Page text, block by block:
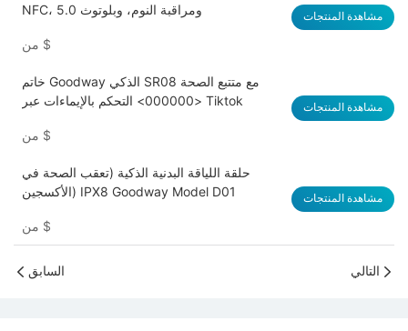
NFC، ومراقبة النوم، وبلوتوث 5.0
$
مشاهدة المنتجات
خاتم Goodway الذكي SR08 مع متتبع الصحة
<000000> التحكم بالإيماءات عبر Tiktok
$
مشاهدة المنتجات
حلقة اللياقة البدنية الذكية (تعقب الصحة في
الأكسجين) IPX8 Goodway Model D01
$
مشاهدة المنتجات
السابق التالي